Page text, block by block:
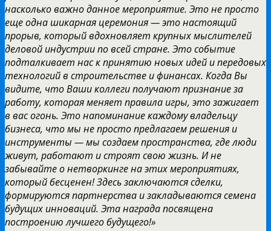
насколько важно данное мероприятие. Это не просто
еще одна шикарная церемония — это настоящий
прорыв, который вдохновляет крупных мыслителей
деловой индустрии по всей стране. Это событие
подталкивает нас к принятию новых идей и передовых
технологий в строительстве и финансах. Когда Вы
видите, что Ваши коллеги получают признание за
работу, которая меняет правила игры, это зажигает
в вас огонь. Это напоминание каждому владельцу
бизнеса, что мы не просто предлагаем решения и
инструменты — мы создаем пространства, где люди
живут, работают и строят свою жизнь. И не
забывайте о нетворкинге на этих мероприятиях,
который бесценен! Здесь заключаются сделки,
формируются партнерства и закладываются семена
будущих инноваций. Эта награда посвящена
построению лучшего будущего!»